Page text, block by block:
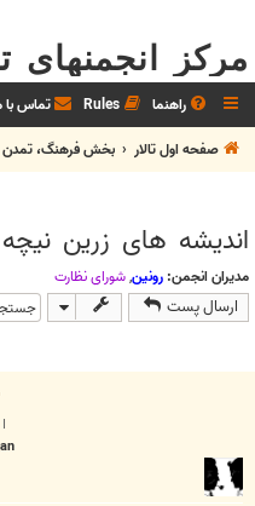
مرکز
راهنما Rules تماس با
صفحه اول تالار
بخش فرهنگ، تمدن
اندیشه های زرین نیچه
مدیران انجمن: رونین,شوراي نظارت
ارسال پست